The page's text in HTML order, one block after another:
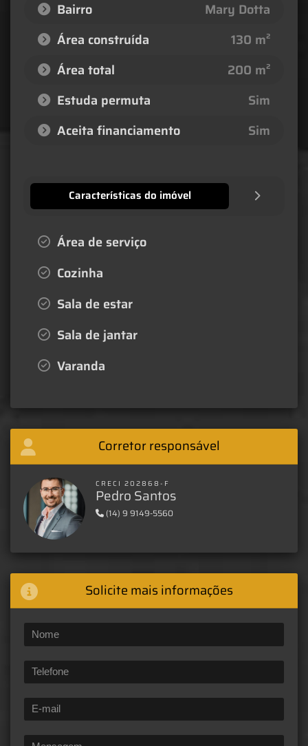
Bairro
Mary Dotta
Área construída
130 m²
Área total
200 m²
Estuda permuta
Sim
Aceita financiamento
Sim
Características do imóvel
Área de serviço
Cozinha
Sala de estar
Sala de jantar
Varanda
Corretor responsável
CRECI 202868-F
Pedro Santos
(14) 9 9149-5560
Solicite mais informações